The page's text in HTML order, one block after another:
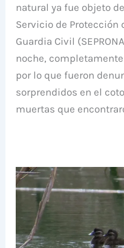
natural ya fue objeto
Servicio de Protección
Guardia Civil
noche,
por lo que fueron
sorprendidos en el
muertas que